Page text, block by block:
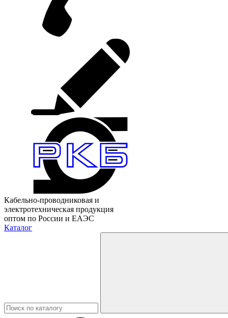
Кабельно-проводниковая и
электротехническая продукция
оптом по России и ЕАЭС
Каталог